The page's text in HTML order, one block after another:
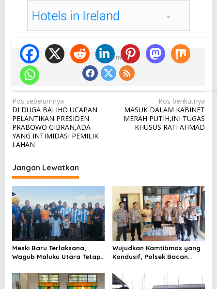
Ikuti Kami
N
a
v
i
a
s
i
p
o
s
Pos sebelumnya
DI DUGA BALIHO UCAPAN
PELANTIKAN PRESIDEN
PRABOWO GIBRAN,ADA
YANG INTIMIDASI PEMILIK
LAHAN
Pos berikutnya
MASUK DALAM KABINET
MERAH PUTIH,INI TUGAS
KHUSUS RAFI AHMAD
Jangan Lewatkan
Meski Baru Terlaksana,
Wagub Maluku Utara Tetap
Pantai Tugulufa
Wujudkan Kamtibmas yang
Kondusif, Polsek Bacan
Peredaran Miras Cap Tikus